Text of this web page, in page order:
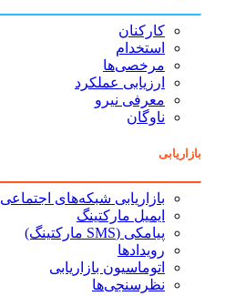
کارکنان
استخدام
مرخصی‌ها
ارزیابی عملکرد
معرفی نیرو
ناوگان
بازاریابی
بازاریابی شبکه‌های اجتماعی
ایمیل مارکتینگ
پیامکی (SMS مارکتینگ)
رویدادها
اتوماسیون بازاریابی
نظرسنجی‌ها